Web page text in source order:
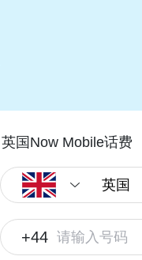
英国Now Mobile话费
+44